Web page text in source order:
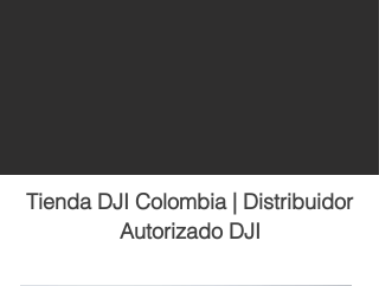
Tienda DJI Colombia | Distribuidor
Autorizado DJI